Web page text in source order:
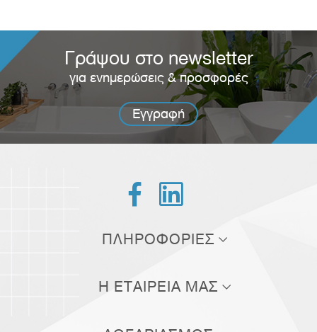
Γράψου στο newsletter
για ενημερώσεις & προσφορές
Εγγραφή
 
ΠΛΗΡΟΦΟΡΙΕΣ
Η ΕΤΑΙΡΕΙΑ ΜΑΣ